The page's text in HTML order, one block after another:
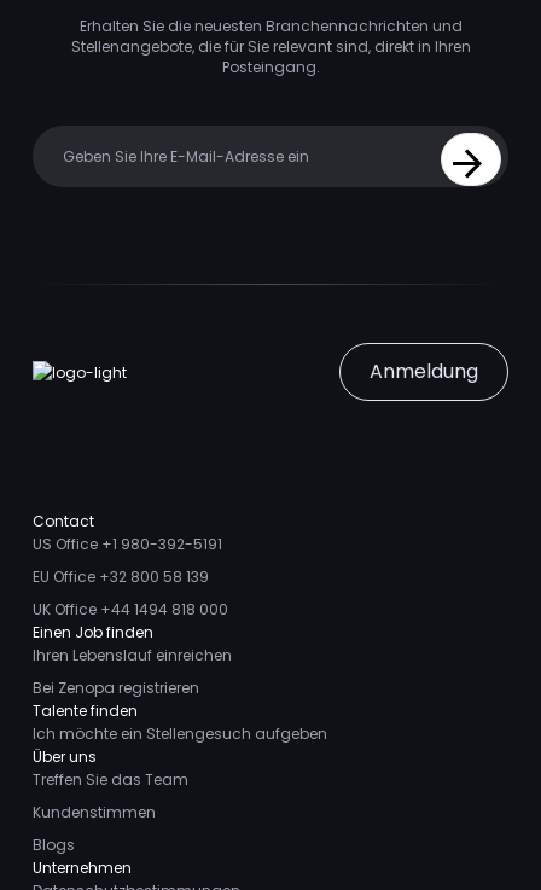
Erhalten Sie die neuesten Branchennachrichten und
Stellenangebote, die für Sie relevant sind, direkt in Ihren
Posteingang.
Sign Up
Anmeldung
Contact
US Office +1 980-392-5191
EU Office +32 800 58 139
UK Office +44 1494 818 000
Einen Job finden
Ihren Lebenslauf einreichen
Bei Zenopa registrieren
Talente finden
Ich möchte ein Stellengesuch aufgeben
Über uns
Treffen Sie das Team
Kundenstimmen
Blogs
Unternehmen